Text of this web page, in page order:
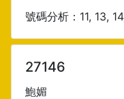
號碼分析：11, 13,
27146
鮑媚